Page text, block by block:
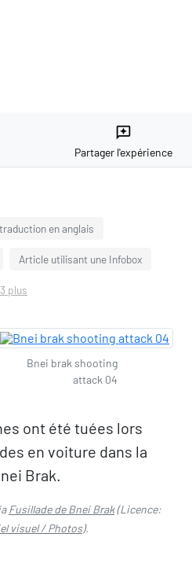
reviews
Partager l'expérience
en anglais
Article utilisant une Infobox
plus
Bnei brak shooting
attack 04
ont été tuées lors
en voiture dans la
Brak.
Fusillade de Bnei Brak(Licence:
visuel / Photos).